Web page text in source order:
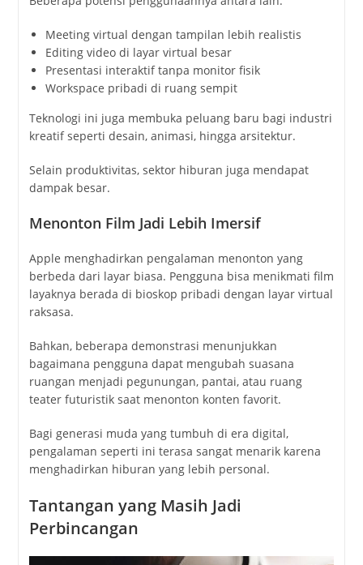
Meeting virtual dengan tampilan lebih realistis
Editing video di layar virtual besar
Presentasi interaktif tanpa monitor fisik
Workspace pribadi di ruang sempit
Teknologi ini juga membuka peluang baru bagi industri
kreatif seperti desain, animasi, hingga arsitektur.
Selain produktivitas, sektor hiburan juga mendapat
dampak besar.
Menonton Film Jadi Lebih Imersif
Apple menghadirkan pengalaman menonton yang
berbeda dari layar biasa. Pengguna bisa menikmati film
layaknya berada di bioskop pribadi dengan layar virtual
raksasa.
Bahkan, beberapa demonstrasi menunjukkan
bagaimana pengguna dapat mengubah suasana
ruangan menjadi pegunungan, pantai, atau ruang
teater futuristik saat menonton konten favorit.
Bagi generasi muda yang tumbuh di era digital,
pengalaman seperti ini terasa sangat menarik karena
menghadirkan hiburan yang lebih personal.
Tantangan yang Masih Jadi
Perbincangan